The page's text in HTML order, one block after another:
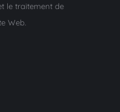
le traitement de
Web.